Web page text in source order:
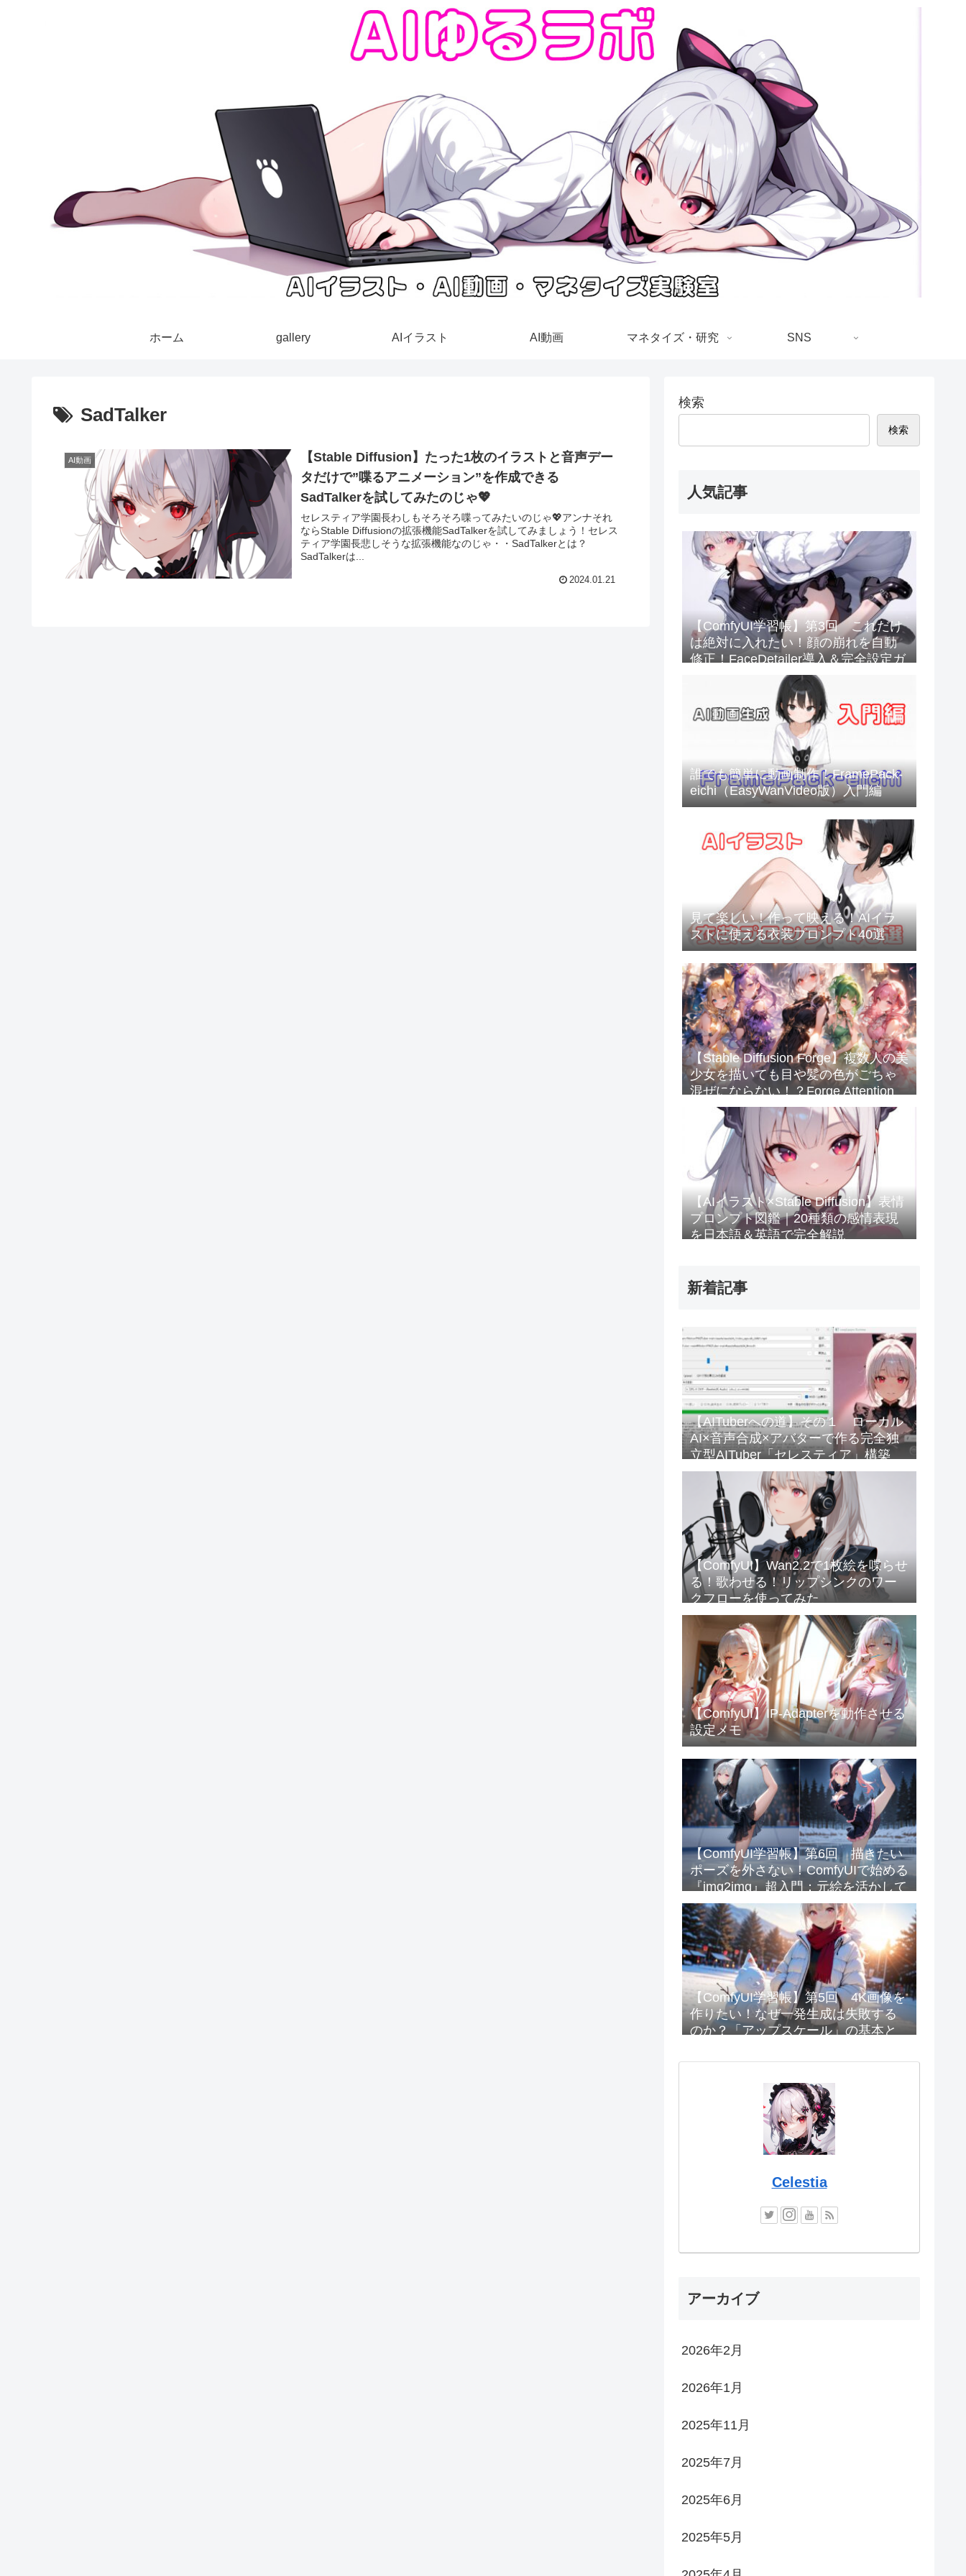
ホーム gallery AIイラスト AI動画 マネタイズ・研究 SNS
SadTalker
AI動画
【Stable Diffusion】たった1枚のイラストと音声デー
タだけで”喋るアニメーション”を作成できる
SadTalkerを試してみたのじゃ💖
セレスティア学園長わしもそろそろ喋ってみたいのじゃ💖アンナそれ
ならStable Diffusionの拡張機能SadTalkerを試してみましょう！セレス
ティア学園長悲しそうな拡張機能なのじゃ・・SadTalkerとは？
SadTalkerは...
2024.01.21
検索
検索
人気記事
【ComfyUI学習帳】第3回 これだけ
は絶対に入れたい！顔の崩れを自動
修正！FaceDetailer導入＆完全設定ガ
誰でも簡単に動画制作！FramePack-
eichi（EasyWanVideo版）入門編
見て楽しい！作って映える！AIイラ
ストに使える衣装プロンプト40選
【Stable Diffusion Forge】複数人の美
少女を描いても目や髪の色がごちゃ
混ぜにならない！？Forge Attention
Coupleを使ってみたのじゃ💖
【AIイラスト×Stable Diffusion】表情
プロンプト図鑑｜20種類の感情表現
を日本語＆英語で完全解説
新着記事
【AITuberへの道】その１ ローカル
AI×音声合成×アバターで作る完全独
立型AITuber「セレスティア」構築
【ComfyUI】Wan2.2で1枚絵を喋らせ
る！歌わせる！リップシンクのワー
クフローを使ってみた
【ComfyUI】IP-Adapterを動作させる
設定メモ
【ComfyUI学習帳】第6回 描きたい
ポーズを外さない！ComfyUIで始める
『img2img』超入門：元絵を活かして
クオリティを爆上げするコツ
【ComfyUI学習帳】第5回 4K画像を
作りたい！なぜ一発生成は失敗する
のか？「アップスケール」の基本と
Celestia
アーカイブ
2026年2月
2026年1月
2025年11月
2025年7月
2025年6月
2025年5月